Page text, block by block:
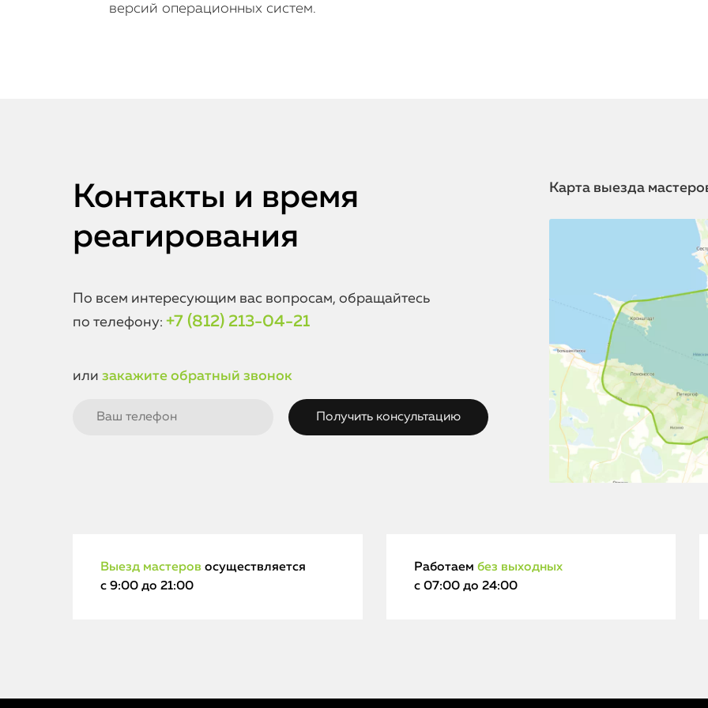
версий операционных систем.
Контакты и время
реагирования
По всем интересующим вас вопросам, обращайтесь
по телефону: +7 (812) 213-04-21
или закажите обратный звонок
Карта выезда
Выезд мастеров осуществляется
с 9:00 до 21:00
Работаем без выходных
с 07:00 до 24:00